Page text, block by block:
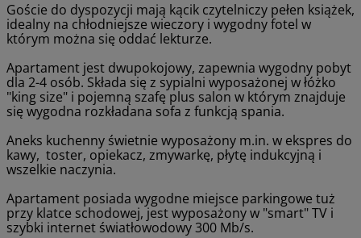
Goście do dyspozycji mają kącik czytelniczy pełen książek,
idealny na chłodniejsze wieczory i wygodny fotel w
którym można się oddać lekturze.
Apartament jest dwupokojowy, zapewnia wygodny pobyt
dla 2-4 osób. Składa się z sypialni wyposażonej w łóżko
"king size" i pojemną szafę plus salon w którym znajduje
się wygodna rozkładana sofa z funkcją spania.
Aneks kuchenny świetnie wyposażony m.in. w ekspres do
kawy, toster, opiekacz, zmywarkę, płytę indukcyjną i
wszelkie naczynia.
Apartament posiada wygodne miejsce parkingowe tuż
przy klatce schodowej, jest wyposażony w "smart" TV i
szybki internet światłowodowy 300 Mb/s.